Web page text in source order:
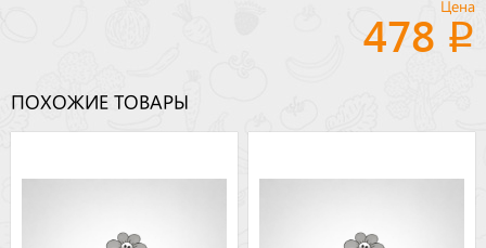
Цена
478
ПОХОЖИЕ ТОВАРЫ